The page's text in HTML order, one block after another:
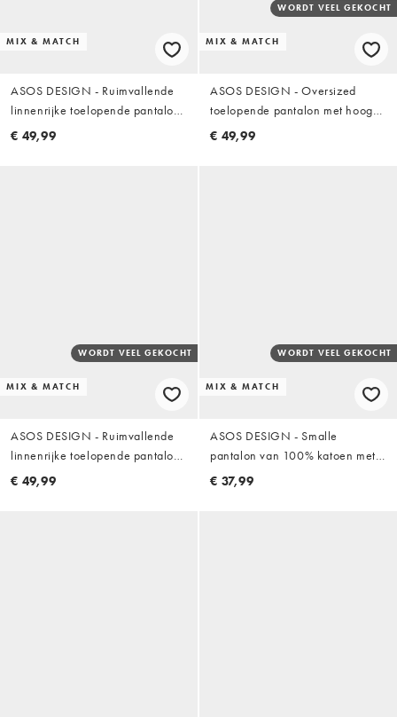
MIX & MATCH
ASOS DESIGN - Ruimvallende
linnenrijke toelopende pantalon
in olijfgroen
€ 49,99
MIX & MATCH
WORDT VEEL GEKOCHT
ASOS DESIGN - Oversized
toelopende pantalon met hoog
linnengehalte en strepen in
€ 49,99
MIX & MATCH
WORDT VEEL GEKOCHT
ASOS DESIGN - Ruimvallende
linnenrijke toelopende pantalon
in stone
€ 49,99
MIX & MATCH
WORDT VEEL GEKOCHT
ASOS DESIGN - Smalle
pantalon van 100% katoen met
linnenlook in lichtgroen
€ 37,99